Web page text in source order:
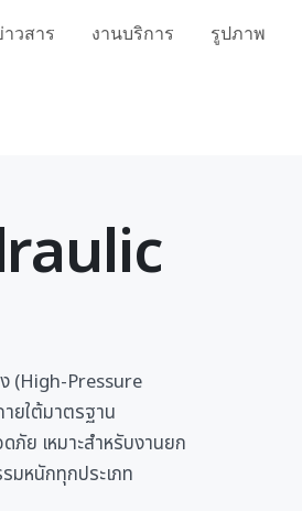
วสาร งานบริการ รูปภาพ
(High-Pressure
ยใต้มาตรฐาน
ภัย เหมาะสำหรับงานยก
มหนักทุกประเภท